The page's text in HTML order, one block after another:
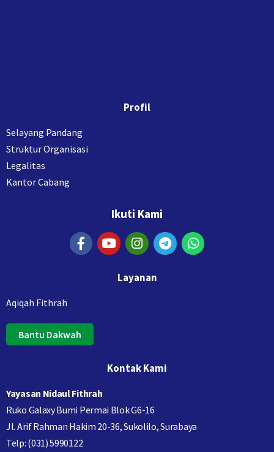
Profil
Selayang Pandang
Struktur Organisasi
Legalitas
Kantor Cabang
Ikuti Kami
Layanan
Aqiqah Fithrah
Bantu Dakwah
Kontak Kami
Yayasan Nidaul Fithrah
Ruko Galaxy Bumi Permai Blok G6-16
Jl. Arif Rahman Hakim 20-36, Sukolilo, Surabaya
Telp: (031) 5990122